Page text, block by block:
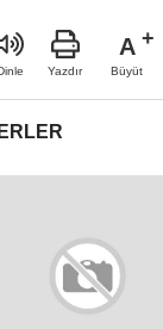
Yazdır
A
Büyüt